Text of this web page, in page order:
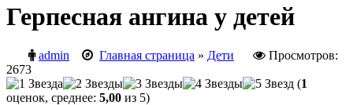
Герпесная ангина у детей
admin Главная страница » Дети
Просмотров:
2673
(1
оценок, среднее: 5,00 из 5)